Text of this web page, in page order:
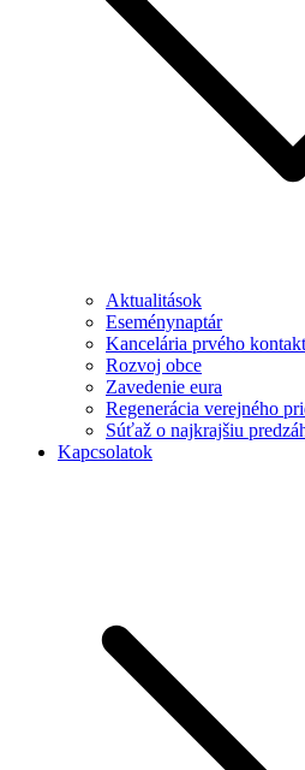
Aktualitások
Eseménynaptár
Kancelária prvého
Rozvoj obce
Zavedenie eura
Regenerácia verejného
Súťaž o najkrajšiu
Kapcsolatok